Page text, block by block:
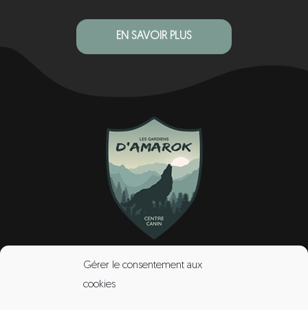
Gérer le consentement aux
cookies
EN SAVOIR PLUS